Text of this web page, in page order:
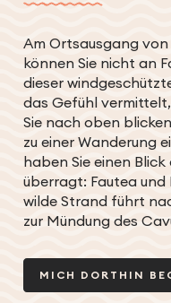
Am Ortsausgang
können Sie nicht an
dieser
das Gefühl
Sie nach oben
zu einer Wanderung
haben Sie einen
überragt: Fautea und
wilde Strand führt
zur Mündung des
MICH DORTHIN